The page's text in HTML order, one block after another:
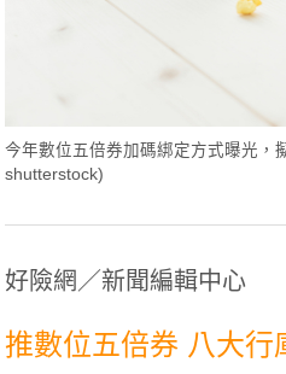
今年數位五倍券加碼綁定方式曝光，
shutterstock)
好險網／新聞編輯中心
推數位五倍券 八大行